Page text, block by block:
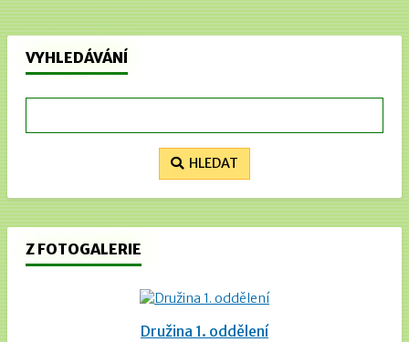
VYHLEDÁVÁNÍ
HLEDAT
Z FOTOGALERIE
Družina 1. oddělení